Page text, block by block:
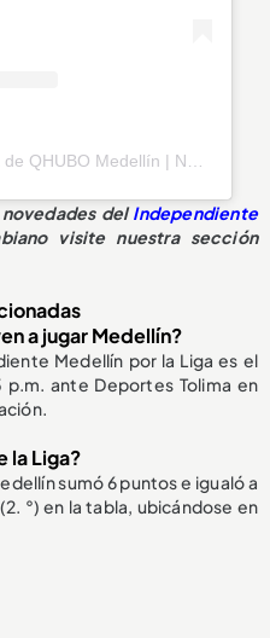
delIndependiente
visite nuestra sección
a jugar Medellín?
Medellín por la Liga es el
ante Deportes Tolima en
la Liga?
sumó 6 puntos e igualó a
°) en la tabla, ubicándose en